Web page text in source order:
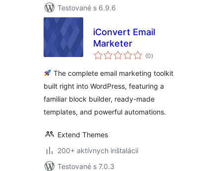
Testované s 6.9.6
iConvert Email
Marketer
(0celkové
hodnotenie
)
The complete email marketing toolkit
built right into WordPress, featuring a
familiar block builder, ready-made
templates, and powerful automations.
Extend Themes
200+ aktívnych inštalácií
Testované s 7.0.3